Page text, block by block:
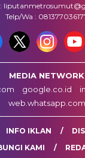
Telp/Wa :
MEDIA NETWORK
google.co.id
web.whatsapp.com
INFO IKLAN
KAMI